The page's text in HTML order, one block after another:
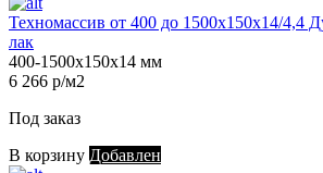
Техномассив от 400 до 1500х150х14/4,4
лак
400-1500х150х14 мм
6 266 р/м2
Под заказ
В корзину Добавлен